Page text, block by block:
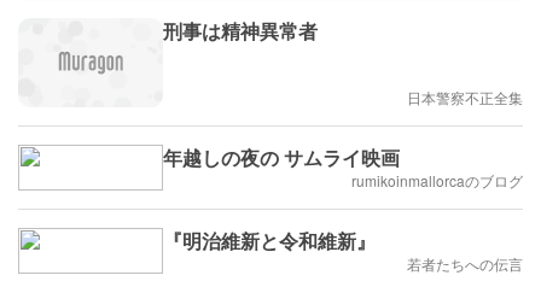
刑事は精神異常者
日本警察不正全集
年越しの夜の サムライ映画
rumikoinmallorcaのブログ
『明治維新と令和維新』
若者たちへの伝言